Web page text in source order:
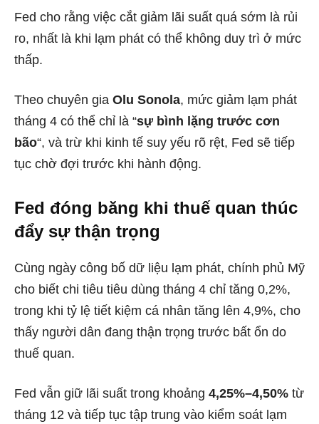
Fed cho rằng việc cắt giảm lãi suất quá sớm là rủi
ro, nhất là khi lạm phát có thể không duy trì ở mức
thấp.
Theo chuyên gia Olu Sonola, mức giảm lạm phát
tháng 4 có thể chỉ là “sự bình lặng trước cơn
bão“, và trừ khi kinh tế suy yếu rõ rệt, Fed sẽ tiếp
tục chờ đợi trước khi hành động.
Fed đóng băng khi thuế quan thúc
đẩy sự thận trọng
Cùng ngày công bố dữ liệu lạm phát, chính phủ Mỹ
cho biết chi tiêu tiêu dùng tháng 4 chỉ tăng 0,2%,
trong khi tỷ lệ tiết kiệm cá nhân tăng lên 4,9%, cho
thấy người dân đang thận trọng trước bất ổn do
thuế quan.
Fed vẫn giữ lãi suất trong khoảng 4,25%–4,50% từ
tháng 12 và tiếp tục tập trung vào kiểm soát lạm